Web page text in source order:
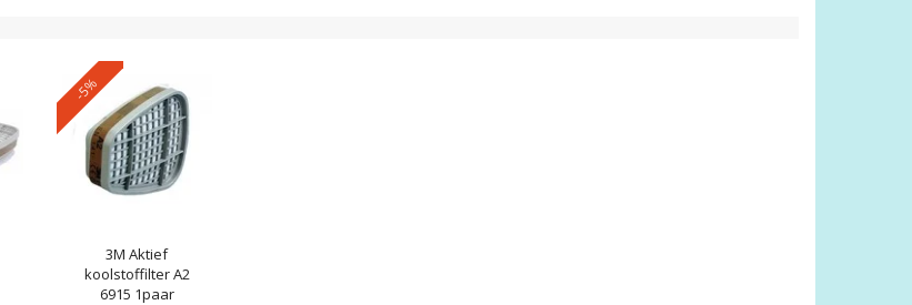
-5%
3M Aktief
koolstoffilter A2
6915 1paar